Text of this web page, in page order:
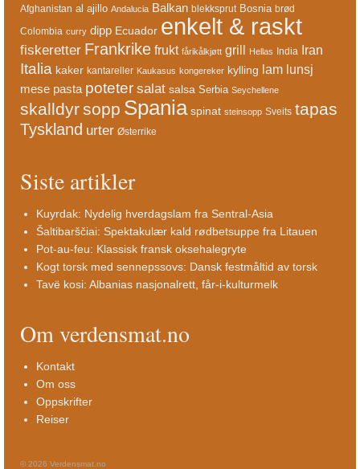
Afghanistan al ajillo Andalucia Balkan blekksprut Bosnia brød
Colombia curry dipp Ecuador enkelt & raskt
fiskeretter Frankrike frukt fårikålkjøtt grill Hellas India Iran
Italia kaker kantareller Kaukasus kongereker kylling lam lunsj
mese pasta poteter salat salsa Serbia Seychellene
skalldyrsopp Spania spinat steinsopp Sveits tapas
Tyskland urter Østerrike
Siste artikler
Kuyrdak: Nydelig hverdagslam fra Sentral-Asia
Šaltibarščiai: Spektakulær kald rødbetsuppe fra Litauen
Pot-au-feu: Klassisk fransk oksehalegryte
Kogt torsk med sennepssovs: Dansk festmåltid av torsk
Tavë kosi: Albanias nasjonalrett, får-i-kulturmelk
Om verdensmat.no
Kontakt
Om oss
Oppskrifter
Reiser
© 2026 Verdensmat.no